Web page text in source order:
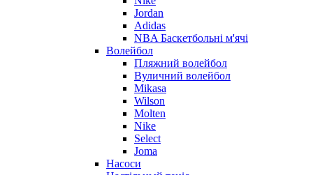
Jordan
Adidas
NBA Баскетбольні м'ячі
Волейбол
Пляжний волейбол
Вуличний волейбол
Mikasa
Wilson
Molten
Nike
Select
Joma
Насоси